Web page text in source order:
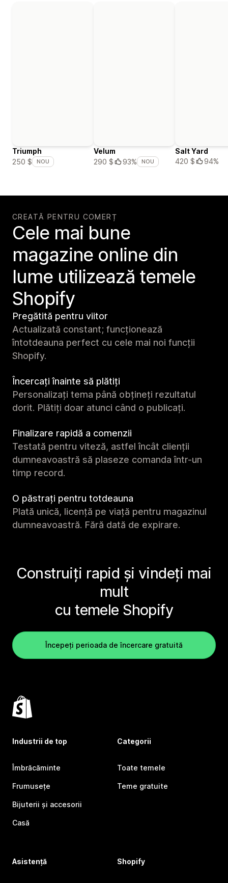
Triumph
250 $
NOU
Velum
290 $
93% NOU
Salt Yard
420 $
94%
CREATĂ PENTRU COMERȚ
Cele mai bune
magazine online din
lume utilizează temele
Shopify
Pregătită pentru viitor
Actualizată constant; funcționează
întotdeauna perfect cu cele mai noi funcții
Shopify.
Încercați înainte să plătiți
Personalizați tema până obțineți rezultatul
dorit. Plătiți doar atunci când o publicați.
Finalizare rapidă a comenzii
Testată pentru viteză, astfel încât clienții
dumneavoastră să plaseze comanda într-un
timp record.
O păstrați pentru totdeauna
Plată unică, licență pe viață pentru magazinul
dumneavoastră. Fără dată de expirare.
Construiți rapid și vindeți mai
mult
cu temele Shopify
Începeți perioada de încercare gratuită
Industrii de top
Îmbrăcăminte
Frumusețe
Bijuterii și accesorii
Casă
Categorii
Toate temele
Teme gratuite
Asistență Shopify